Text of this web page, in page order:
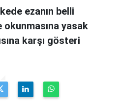
ezanın belli
yasak
karşı gösteri